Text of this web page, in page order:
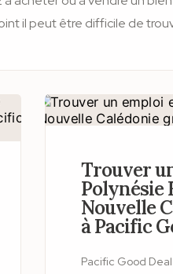
il peut être difficile de
vous devez souvent
ou des acheteurs, ou
dans le fil des groupes de
résultat incertain.
Trouver
Polynésie
Nouvelle
à Pacific
Pacific Good Deal